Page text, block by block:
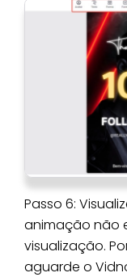
Passo 6:
animação não
visualização.
aguarde o